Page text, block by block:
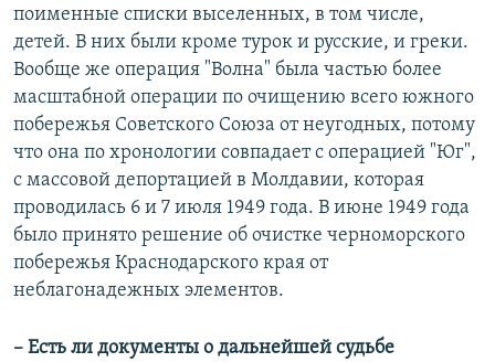
поименные списки выселенных, в том числе,
детей. В них были кроме турок и русские, и греки.
Вообще же операция "Волна" была частью более
масштабной операции по очищению всего южного
побережья Советского Союза от неугодных, потому
что она по хронологии совпадает с операцией "Юг",
с массовой депортацией в Молдавии, которая
проводилась 6 и 7 июля 1949 года. В июне 1949 года
было принято решение об очистке черноморского
побережья Краснодарского края от
неблагонадежных элементов.
–​ Есть ли документы о дальнейшей судьбе